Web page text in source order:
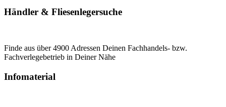
Händler & Fliesenlegersuche
Finde aus über 4900 Adressen Deinen Fachhandels- bzw.
Fachverlegebetrieb in Deiner Nähe
Infomaterial